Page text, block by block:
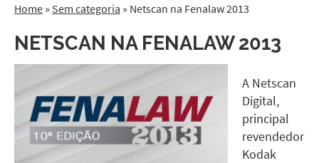
Home » Sem categoria » Netscan na Fenalaw 2013
NETSCAN NA FENALAW 2013
A Netscan
Digital,
principal
revendedor
Kodak